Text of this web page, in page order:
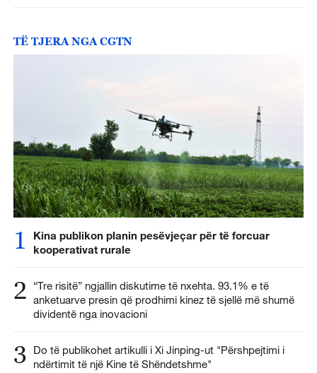
TË TJERA NGA CGTN
1
Kina publikon planin pesëvjeçar për të forcuar
kooperativat rurale
2
“Tre risitë” ngjallin diskutime të nxehta. 93.1% e të
anketuarve presin që prodhimi kinez të sjellë më shumë
dividentë nga inovacioni
3
Do të publikohet artikulli i Xi Jinping-ut "Përshpejtimi i
ndërtimit të një Kine të Shëndetshme"